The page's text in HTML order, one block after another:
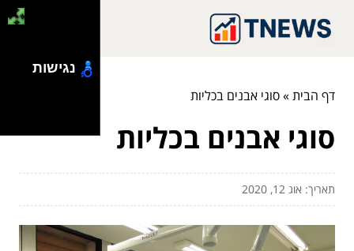
דף הבית»סוגי אבנים בכליות
סוגי אבנים בכליות
תאריך: אוג 12, 2020
נגישות